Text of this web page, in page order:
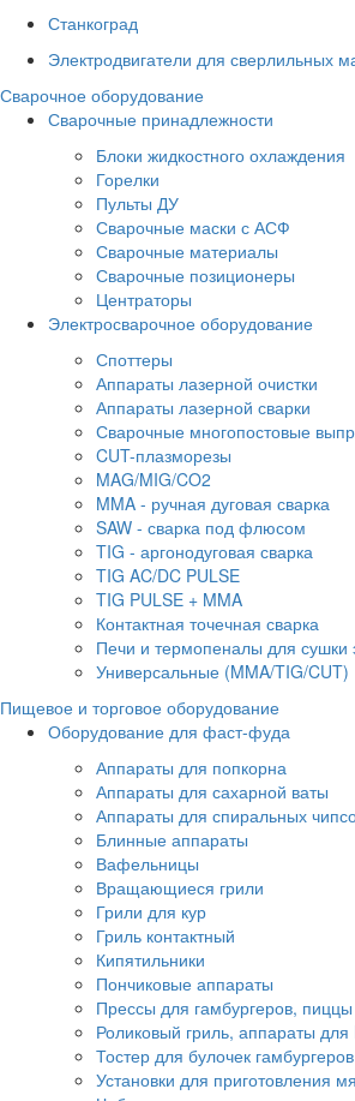
Станкоград
Электродвигатели для сверлильных
Сварочное оборудование
Сварочные принадлежности
Блоки жидкостного охлаждения
Горелки
Пульты ДУ
Сварочные маски с АСФ
Сварочные материалы
Сварочные позиционеры
Центраторы
Электросварочное оборудование
Споттеры
Аппараты лазерной очистки
Аппараты лазерной сварки
Сварочные многопостовые
CUT-плазморезы
MAG/MIG/CO2
MMA - ручная дуговая сварка
SAW - сварка под флюсом
TIG - аргонодуговая сварка
TIG AC/DC PULSE
TIG PULSE + MMA
Контактная точечная сварка
Печи и термопеналы для сушки
Универсальные (MMA/TIG/CUT)
Пищевое и торговое оборудование
Оборудование для фаст-фуда
Аппараты для попкорна
Аппараты для сахарной ваты
Аппараты для спиральных
Блинные аппараты
Вафельницы
Вращающиеся грили
Грили для кур
Гриль контактный
Кипятильники
Пончиковые аппараты
Прессы для гамбургеров, пиццы
Роликовый гриль, аппараты для
Тостер для булочек гамбургеров
Установки для приготовления